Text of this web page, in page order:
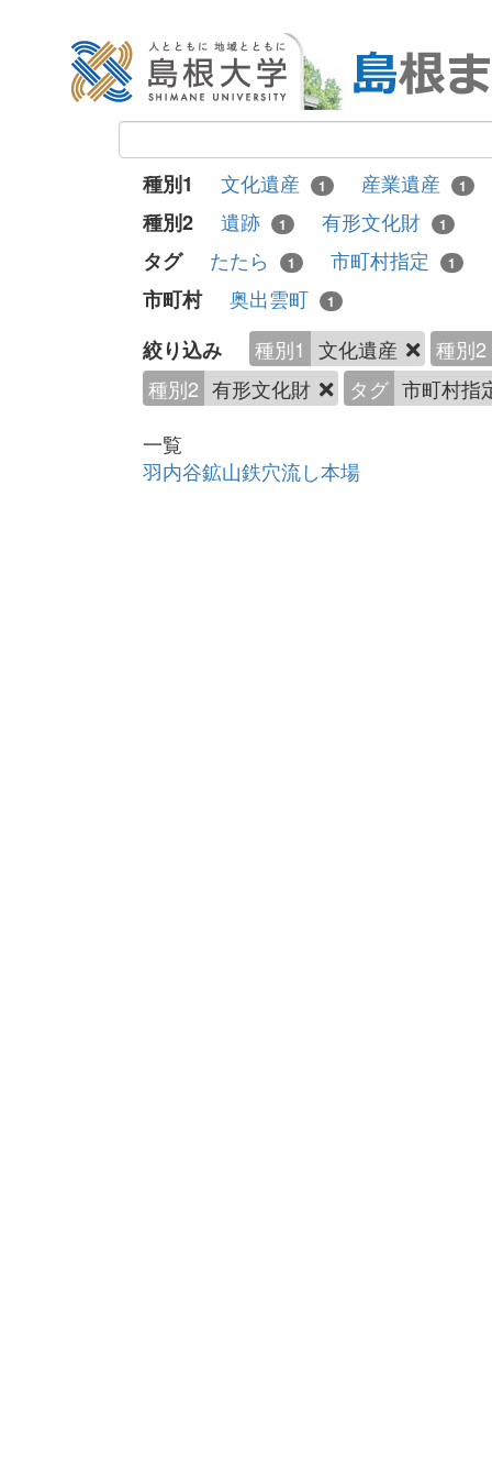
種別1 文化遺産 1 産業遺産 1
種別2 遺跡 1 有形文化財 1
タグ たたら 1 市町村指定 1
市町村
奥出雲町 1
絞り込み 種別1 文化遺産
種別2
種別2 有形文化財 タグ 市町村指
一覧
羽内谷鉱山鉄穴流し本場